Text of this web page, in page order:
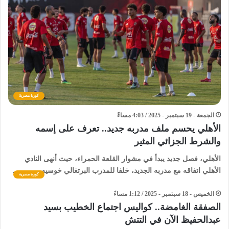
كورة مصرية
الجمعة - 19 سبتمبر - 2025 / 4:03 مساءً
الأهلي يحسم ملف مدربه جديد.. تعرف على إسمه
والشرط الجزائي المثير
الأهلي، فصل جديد يبدأ في مشوار القلعة الحمراء، حيث أنهى النادي
الأهلي اتفاقه مع مدربه الجديد، خلفا للمدرب البرتغالي خوسيه ريبيرو،…
كورة مصرية
الخميس - 18 سبتمبر - 2025 / 1:12 مساءً
الصفقة الغامضة.. كواليس اجتماع الخطيب بسيد
عبدالحفيظ الآن في التتش